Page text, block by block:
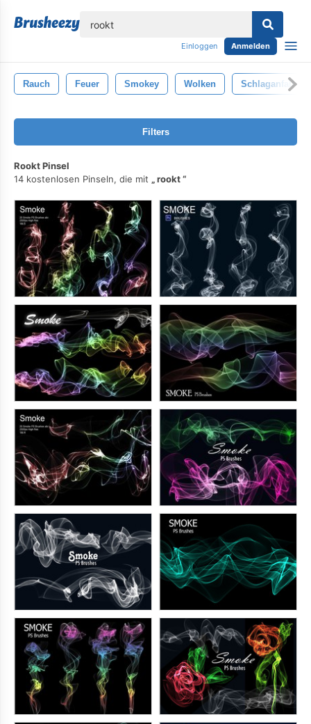
Einloggen Anmelden
Rauch Feuer Smokey Wolken Schlaganfall
Filters
Rookt Pinsel
14 kostenlosen Pinseln, die mit
rookt